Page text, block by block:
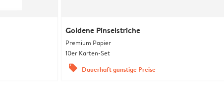
Goldene Pinselstriche
Premium Papier
10er Karten-Set
offers Dauerhaft günstige Preise